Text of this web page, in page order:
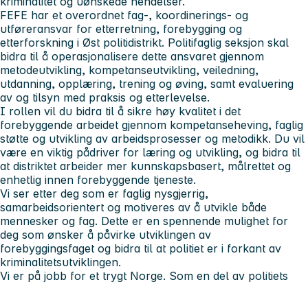
FEFE har et overordnet fag-, koordinerings- og
utføreransvar for etterretning, forebygging og
etterforskning i Øst politidistrikt. Politifaglig seksjon skal
bidra til å operasjonalisere dette ansvaret gjennom
metodeutvikling, kompetanseutvikling, veiledning,
utdanning, opplæring, trening og øving, samt evaluering
av og tilsyn med praksis og etterlevelse.
I rollen vil du bidra til å sikre høy kvalitet i det
forebyggende arbeidet gjennom kompetanseheving, faglig
støtte og utvikling av arbeidsprosesser og metodikk. Du vil
være en viktig pådriver for læring og utvikling, og bidra til
at distriktet arbeider mer kunnskapsbasert, målrettet og
enhetlig innen forebyggende tjeneste.
Vi ser etter deg som er faglig nysgjerrig,
samarbeidsorientert og motiveres av å utvikle både
mennesker og fag. Dette er en spennende mulighet for
deg som ønsker å påvirke utviklingen av
forebyggingsfaget og bidra til at politiet er i forkant av
kriminalitetsutviklingen.
Vi er på jobb for et trygt Norge. Som en del av politiets